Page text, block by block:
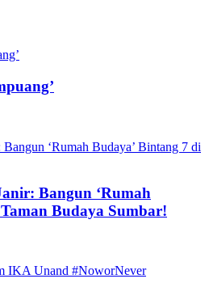
Bangun ‘Rumah
Budaya Sumbar!